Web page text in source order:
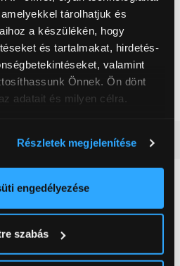
tárolhatjuk és
a készülékén, hogy
és tartalmakat, hirdetés-
valamint
Önnek. Ön dönt
adatait és milyen célra.
méteres pontossággal
beazonosítása annak konkrét
aRészletek
vagy visszavonhatja a
Részletek megjelenítése
engedélyezése
szabás
1 200 W
Igen
Igen
2 db
ajánljuk